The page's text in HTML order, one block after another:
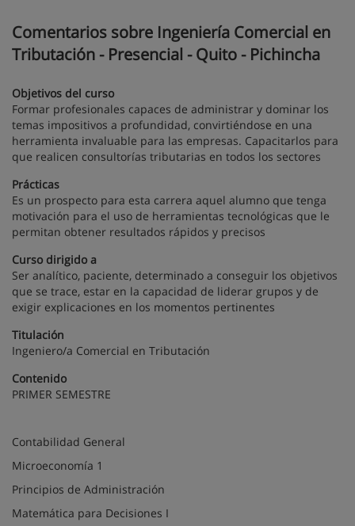
Comentarios sobre Ingeniería Comercial en
Tributación - Presencial - Quito - Pichincha
Objetivos del curso
Formar profesionales capaces de administrar y dominar los
temas impositivos a profundidad, convirtiéndose en una
herramienta invaluable para las empresas. Capacitarlos para
que realicen consultorías tributarias en todos los sectores
Prácticas
Es un prospecto para esta carrera aquel alumno que tenga
motivación para el uso de herramientas tecnológicas que le
permitan obtener resultados rápidos y precisos
Curso dirigido a
Ser analítico, paciente, determinado a conseguir los objetivos
que se trace, estar en la capacidad de liderar grupos y de
exigir explicaciones en los momentos pertinentes
Titulación
Ingeniero/a Comercial en Tributación
Contenido
PRIMER SEMESTRE
Contabilidad General
Microeconomía 1
Principios de Administración
Matemática para Decisiones I